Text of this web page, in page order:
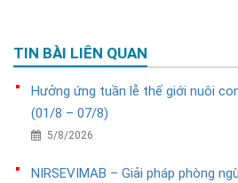
TIN BÀI LIÊN QUAN
Hưởng ứng tuần lễ thế giới nuôi
(01/8 – 07/8)
5/8/2026
NIRSEVIMAB – Giải pháp phòng